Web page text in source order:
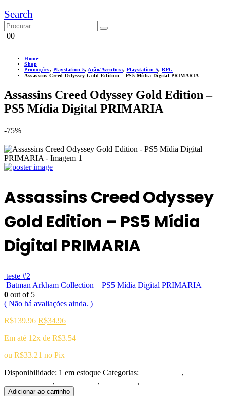
Search
00
Home
Shop
Promoções, Playstation 5, Ação/Aventura, Playstation 5, RPG
Assassins Creed Odyssey Gold Edition – PS5 Mídia Digital PRIMARIA
Assassins Creed Odyssey Gold Edition –
PS5 Mídia Digital PRIMARIA
-75%
Assassins Creed Odyssey
Gold Edition – PS5 Mídia
Digital PRIMARIA
teste #2
Batman Arkham Collection – PS5 Mídia Digital PRIMARIA
0 out of 5
( Não há avaliações ainda. )
R$139.96 O
original
R$139.96.
R$34.96O
atual
Em até 12x de R$3.54
ou R$33.21 no Pix
Disponibilidade: 1 em estoque Categorias:
,
, , ,
Adicionar ao carrinho